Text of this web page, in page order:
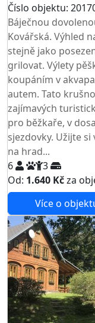
Číslo objektu:
Báječnou
Kovářská. Výhled
stejně jako
grilovat. Výlety
koupáním v
autem. Tato
zajímavých
pro běžkaře, v
sjezdovky. Užijte
na hrad...
6
3
Od: 1.640 Kčza
Více o